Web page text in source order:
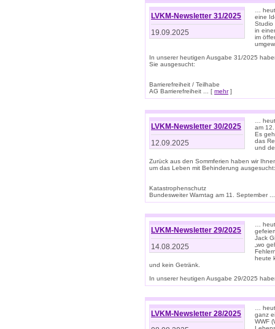
LVKM-Newsletter 31/2025
19.09.2025
…
eine
Studio
in
im
In unserer heutigen Ausgabe 31/2025
Sie ausgesucht:
Barrierefreiheit / Teilhabe
AG Barrierefreiheit ... [ mehr]
LVKM-Newsletter 30/2025
12.09.2025
…
am
Es
das
und
Zurück aus den Sommferien haben wir
um das Leben mit Behinderung ausgesucht:
Katastrophenschutz
Bundesweiter Warntag am 11. September
LVKM-Newsletter 29/2025
14.08.2025
…
Jack
„wo
heute
und kein Getränk.
In unserer heutigen Ausgabe 29/2025
LVKM-Newsletter 28/2025
…
ganz
WWF